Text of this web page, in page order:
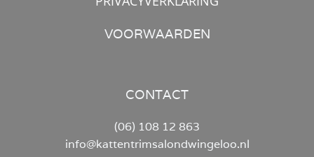
VOORWAARDEN
CONTACT
(06) 108 12 863
info@kattentrimsalondwingeloo.nl